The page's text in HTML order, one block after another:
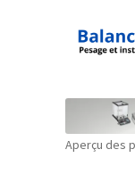
Aller
navigation
Aller
Mon
Aperçu des